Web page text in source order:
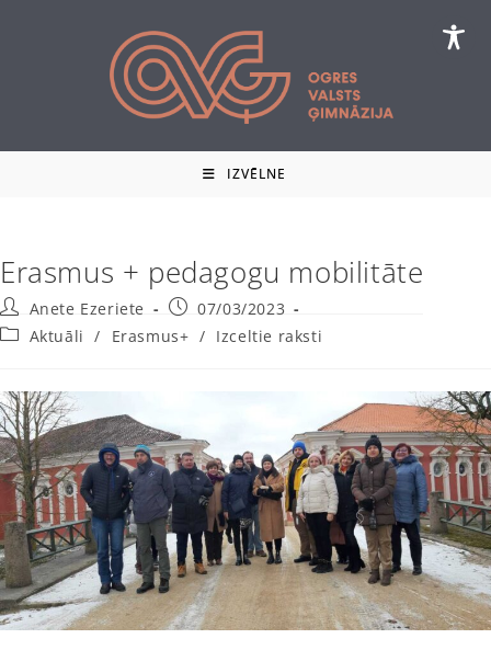
IZVĒLNE
Erasmus + pedagogu mobilitāte
Post
author:
Anete Ezeriete
Post
published:
07/03/2023
PostAktuāli / Erasmus+ / Izceltie raksti